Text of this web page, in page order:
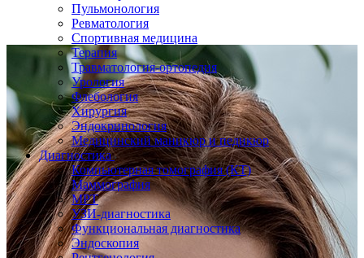
Пульмонология
Ревматология
Спортивная медицина
Терапия
Травматология-ортопедия
Урология
Флебология
Хирургия
Эндокринология
Медицинский маникюр и педикюр
Диагностика
Компьютерная томография (КТ)
Маммография
МРТ
УЗИ-диагностика
Функциональная диагностика
Эндоскопия